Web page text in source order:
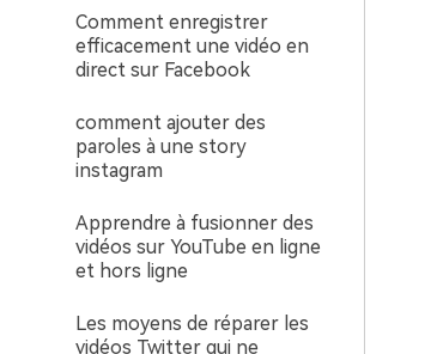
Comment enregistrer
efficacement une vidéo en
direct sur Facebook
comment ajouter des
paroles à une story
instagram
Apprendre à fusionner des
vidéos sur YouTube en ligne
et hors ligne
Les moyens de réparer les
vidéos Twitter qui ne